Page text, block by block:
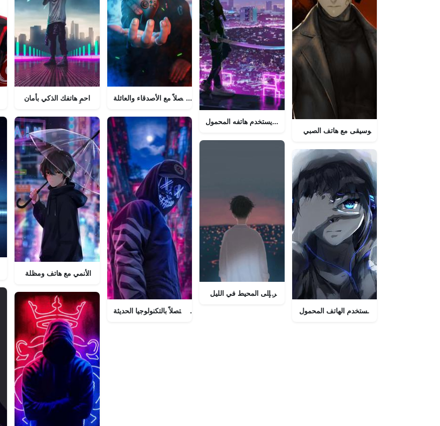
احمِ هاتفك الذكي بأمان
صبي الأنمي مع هاتف ومظلة
ابق متصلاً مع الأصدقاء والعائلة
البقاء متصلاً بالتكنولوجيا الحديثة
شاب سعيد يستخدم هاتفه المحمول
رجل ينظر إلى المحيط في الليل
ابق متصلاً - صبي يستخدم الهاتف المحمول